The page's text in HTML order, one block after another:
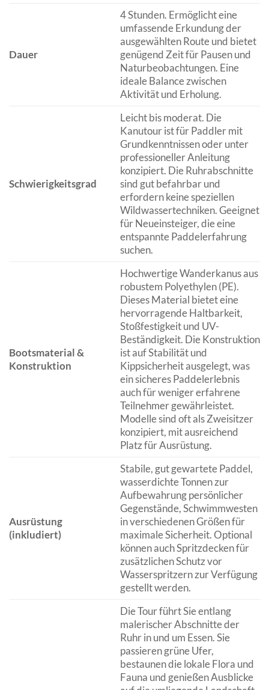
Dauer
4 Stunden. Ermöglicht eine
umfassende Erkundung der
ausgewählten Route und bietet
genügend Zeit für Pausen und
Naturbeobachtungen. Eine
ideale Balance zwischen
Aktivität und Erholung.
Schwierigkeitsgrad
Leicht bis moderat. Die
Kanutour ist für Paddler mit
Grundkenntnissen oder unter
professioneller Anleitung
konzipiert. Die Ruhrabschnitte
sind gut befahrbar und
erfordern keine speziellen
Wildwassertechniken. Geeignet
für Neueinsteiger, die eine
entspannte Paddelerfahrung
suchen.
Bootsmaterial &
Konstruktion
Hochwertige Wanderkanus aus
robustem Polyethylen (PE).
Dieses Material bietet eine
hervorragende Haltbarkeit,
Stoßfestigkeit und UV-
Beständigkeit. Die Konstruktion
ist auf Stabilität und
Kippsicherheit ausgelegt, was
ein sicheres Paddelerlebnis
auch für weniger erfahrene
Teilnehmer gewährleistet.
Modelle sind oft als Zweisitzer
konzipiert, mit ausreichend
Platz für Ausrüstung.
Ausrüstung
(inkludiert)
Stabile, gut gewartete Paddel,
wasserdichte Tonnen zur
Aufbewahrung persönlicher
Gegenstände, Schwimmwesten
in verschiedenen Größen für
maximale Sicherheit. Optional
können auch Spritzdecken für
zusätzlichen Schutz vor
Wasserspritzern zur Verfügung
gestellt werden.
Die Tour führt Sie entlang
malerischer Abschnitte der
Ruhr in und um Essen. Sie
passieren grüne Ufer,
bestaunen die lokale Flora und
Fauna und genießen Ausblicke